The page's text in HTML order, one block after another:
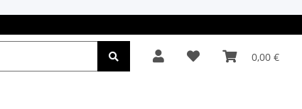
0,00 €
Leuchten Autopflege Oldtimerteile